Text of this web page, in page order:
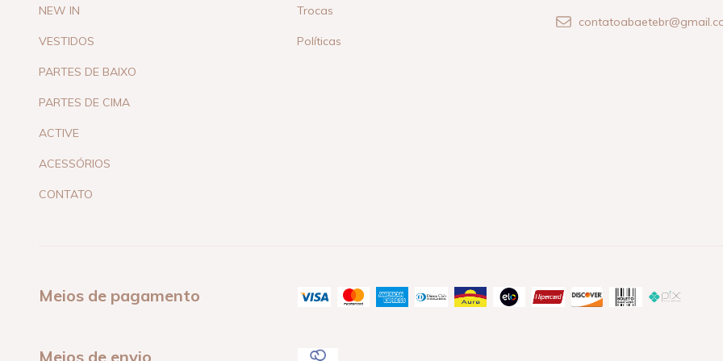
NEW IN
VESTIDOS
PARTES DE BAIXO
PARTES DE CIMA
ACTIVE
ACESSÓRIOS
CONTATO
Trocas
Políticas
Meios de pagamento
Meios de envio